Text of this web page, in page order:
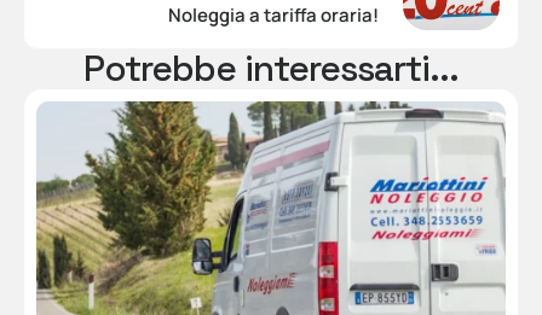
Noleggia a tariffa oraria!
Potrebbe interessarti...